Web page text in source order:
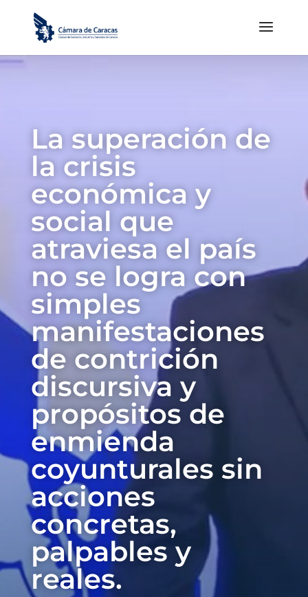
La superación de
la crisis
económica y
social que
atraviesa el país
no se logra con
simples
manifestaciones
de contrición
discursiva y
propósitos de
enmienda
coyunturales sin
acciones
concretas,
palpables y
reales.